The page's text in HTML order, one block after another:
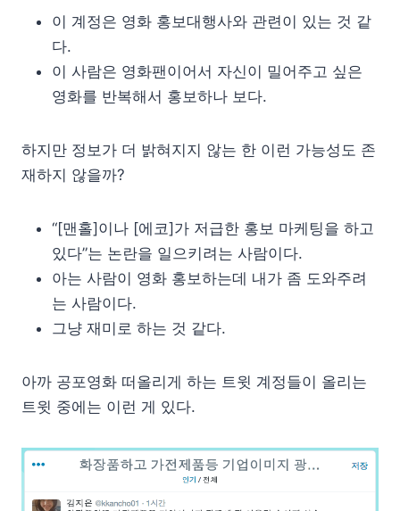
이 계정은 영화 홍보대행사와 관련이 있는 것 같
다.
이 사람은 영화팬이어서 자신이 밀어주고 싶은
영화를 반복해서 홍보하나 보다.
하지만 정보가 더 밝혀지지 않는 한 이런 가능성도 존
재하지 않을까?
“[맨홀]이나 [에코]가 저급한 홍보 마케팅을 하고
있다”는 논란을 일으키려는 사람이다.
아는 사람이 영화 홍보하는데 내가 좀 도와주려
는 사람이다.
그냥 재미로 하는 것 같다.
아까 공포영화 떠올리게 하는 트윗 계정들이 올리는
트윗 중에는 이런 게 있다.